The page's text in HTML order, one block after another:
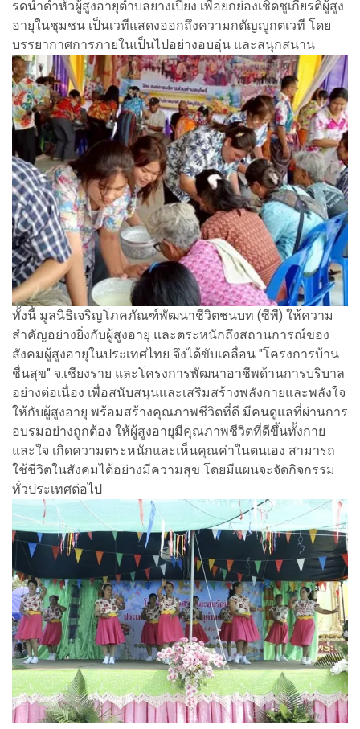
รดน้ำดำหัวผู้สูงอายุตำบลยางเปียง เพื่อยกย่องเชิดชูเกียรติผู้สูง
อายุในชุมชน เป็นเวทีแสดงออกถึงความกตัญญูกตเวที โดย
บรรยากาศการภายในเป็นไปอย่างอบอุ่น และสนุกสนาน
ทั้งนี้ มูลนิธิเจริญโภคภัณฑ์พัฒนาชีวิตชนบท (ซีพี) ให้ความ
สำคัญอย่างยิ่งกับผู้สูงอายุ และตระหนักถึงสถานการณ์ของ
สังคมผู้สูงอายุในประเทศไทย จึงได้ขับเคลื่อน "โครงการบ้าน
ชื่นสุข" จ.เชียงราย และโครงการพัฒนาอาชีพด้านการบริบาล
อย่างต่อเนื่อง เพื่อสนับสนุนและเสริมสร้างพลังกายและพลังใจ
ให้กับผู้สูงอายุ พร้อมสร้างคุณภาพชีวิตที่ดี มีคนดูแลที่ผ่านการ
อบรมอย่างถูกต้อง ให้ผู้สูงอายุมีคุณภาพชีวิตที่ดีขึ้นทั้งกาย
และใจ เกิดความตระหนักและเห็นคุณค่าในตนเอง สามารถ
ใช้ชีวิตในสังคมได้อย่างมีความสุข โดยมีแผนจะจัดกิจกรรม
ทั่วประเทศต่อไป